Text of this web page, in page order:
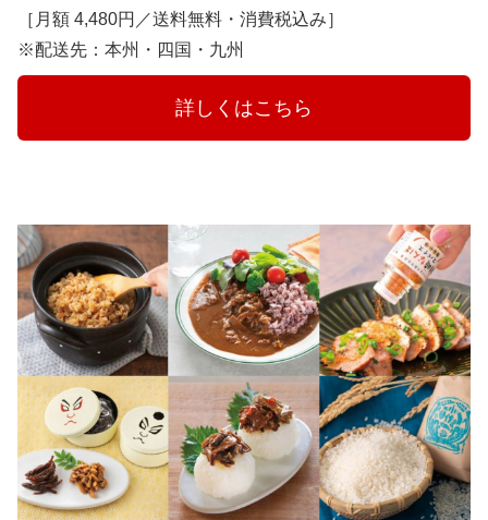
［月額 4,480円／送料無料・消費税込み］
※配送先：本州・四国・九州
詳しくはこちら